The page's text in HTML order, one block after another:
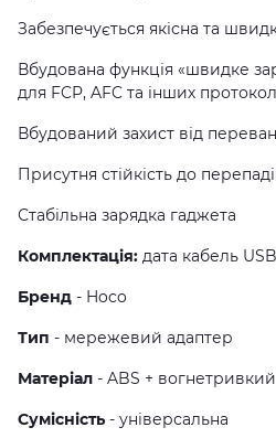
Забезпечується якісна та
Вбудована функція «швидке
для FCP, AFC та інших
Вбудований захист від
Присутня стійкість до
Стабільна зарядка гаджета
Комплектація: дата кабель
Бренд - Hoco
Тип - мережевий адаптер
Матеріал - ABS +
Сумісність - універсальна